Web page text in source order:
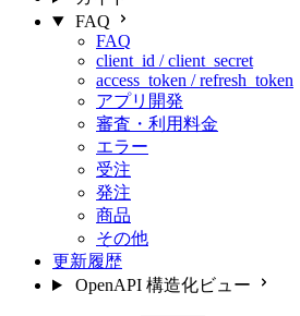
FAQ
FAQ
client_id / client_secret
access_token / refresh_token
アプリ開発
審査・利用料金
エラー
受注
発注
商品
その他
更新履歴
OpenAPI 構造化ビュー